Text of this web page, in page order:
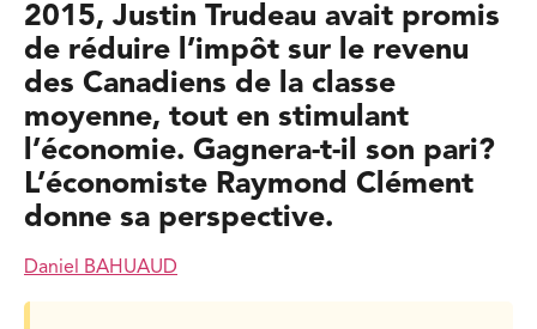
2015, Justin Trudeau avait promis
de réduire l’impôt sur le revenu
des Canadiens de la classe
moyenne, tout en stimulant
l’économie. Gagnera-t-il son pari?
L’économiste Raymond Clément
donne sa perspective.
Daniel BAHUAUD